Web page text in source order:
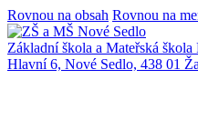
Rovnou na obsah Rovnou na
Základní škola a Mateřská
Hlavní 6, Nové Sedlo, 438 01